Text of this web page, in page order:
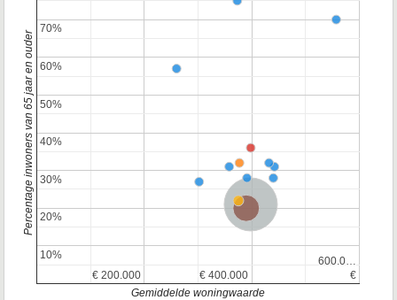
Nederland
Provincie Zuid-Holland
€ 200.000
€ 200.000 € 400.000
€ 400.000 €
€
600.0…
600.0…
10%
10%
20%
20%
30%
30%
40%
40%
50%
50%
60%
60%
70%
70%
Gemiddelde woningwaarde
Percentage inwoners van 65 jaar en ouder